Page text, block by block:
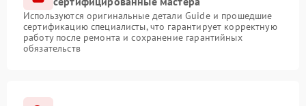
Используются оригинальные детали Guide и прошедшие
сертификацию специалисты, что гарантирует корректную
работу после ремонта и сохранение гарантийных
обязательств